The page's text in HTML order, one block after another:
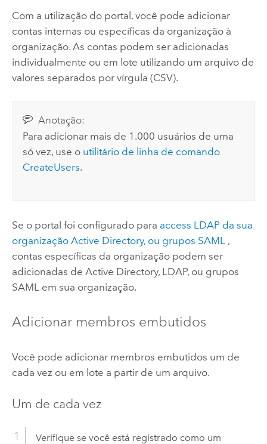
Com a utilização do portal, você pode adicionar
contas internas ou específicas da organização à
organização. As contas podem ser adicionadas
individualmente ou em lote utilizando um arquivo de
valores separados por vírgula (CSV).
Anotação:
Para adicionar mais de 1.000 usuários de uma
só vez, use o utilitário de linha de comando
CreateUsers.
Se o portal foi configurado para access LDAP da sua
organização Active Directory, ou grupos SAML ,
contas específicas da organização podem ser
adicionadas de Active Directory, LDAP, ou grupos
SAML em sua organização.
Adicionar membros embutidos
Você pode adicionar membros embutidos um de
cada vez ou em lote a partir de um arquivo.
Um de cada vez
Verifique se você está registrado como um